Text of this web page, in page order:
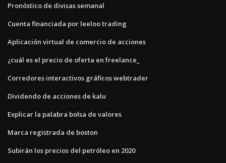
Pronóstico de divisas semanal
Cuenta financiada por leeloo trading
Aplicación virtual de comercio de acciones
¿cuál es el precio de oferta en freelance_
Corredores interactivos gráficos webtrader
Dividendo de acciones de kalu
Explicar la palabra bolsa de valores
Marca registrada de boston
Subirán los precios del petróleo en 2020